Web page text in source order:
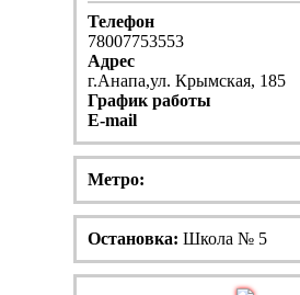
Телефон
78007753553
Адрес
г.Анапа,ул. Крымская, 185
График работы
E-mail
Метро:
Остановка: Школа № 5